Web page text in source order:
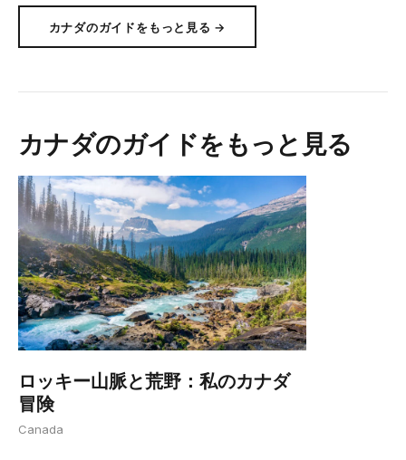
カナダのガイドをもっと見る →
カナダのガイドをもっと見る
ロッキー山脈と荒野：私のカナダ
冒険
Canada